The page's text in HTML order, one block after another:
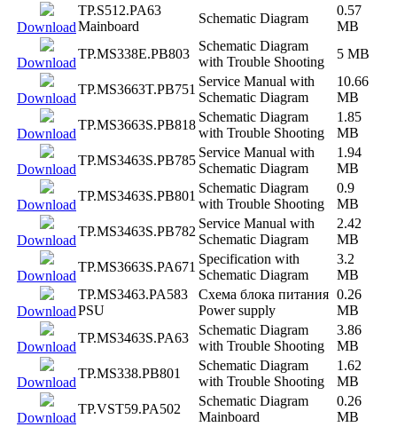
Download
TP.S512.PA63
Mainboard
Schematic Diagram
0.57
MB
Download
TP.MS338E.PB803
Schematic Diagram
with Trouble Shooting
5 MB
Download
TP.MS3663T.PB751
Service Manual with
Schematic Diagram
10.66
MB
Download
TP.MS3663S.PB818
Schematic Diagram
with Trouble Shooting
1.85
MB
Download
TP.MS3463S.PB785
Service Manual with
Schematic Diagram
1.94
MB
Download
TP.MS3463S.PB801
Schematic Diagram
with Trouble Shooting
0.9
MB
Download
TP.MS3463S.PB782
Service Manual with
Schematic Diagram
2.42
MB
Download
TP.MS3663S.PA671
Specification with
Schematic Diagram
3.2
MB
Download
TP.MS3463.PA583
PSU
Схема блока питания
Power supply
0.26
MB
Download
TP.MS3463S.PA63
Schematic Diagram
with Trouble Shooting
3.86
MB
Download
TP.MS338.PB801
Schematic Diagram
with Trouble Shooting
1.62
MB
Download
TP.VST59.PA502
Schematic Diagram
Mainboard
0.26
MB